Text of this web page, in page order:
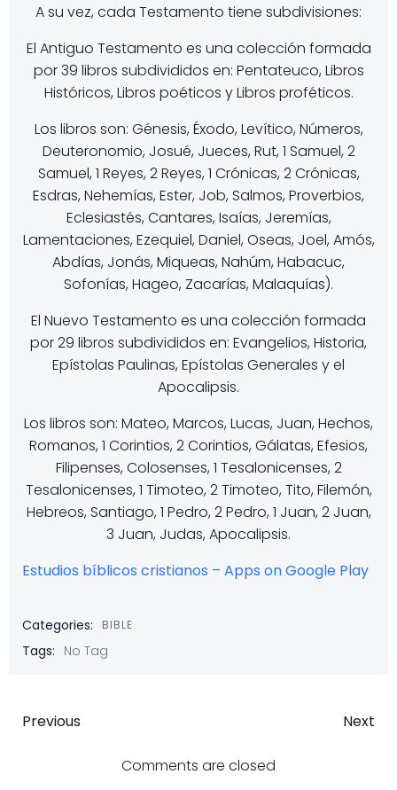
A su vez, cada Testamento tiene subdivisiones:
El Antiguo Testamento es una colección formada
por 39 libros subdivididos en: Pentateuco, Libros
Históricos, Libros poéticos y Libros proféticos.
Los libros son: Génesis, Éxodo, Levítico, Números,
Deuteronomio, Josué, Jueces, Rut, 1 Samuel, 2
Samuel, 1 Reyes, 2 Reyes, 1 Crónicas, 2 Crónicas,
Esdras, Nehemías, Ester, Job, Salmos, Proverbios,
Eclesiastés, Cantares, Isaías, Jeremías,
Lamentaciones, Ezequiel, Daniel, Oseas, Joel, Amós,
Abdías, Jonás, Miqueas, Nahúm, Habacuc,
Sofonías, Hageo, Zacarías, Malaquías).
El Nuevo Testamento es una colección formada
por 29 libros subdivididos en: Evangelios, Historia,
Epístolas Paulinas, Epístolas Generales y el
Apocalipsis.
Los libros son: Mateo, Marcos, Lucas, Juan, Hechos,
Romanos, 1 Corintios, 2 Corintios, Gálatas, Efesios,
Filipenses, Colosenses, 1 Tesalonicenses, 2
Tesalonicenses, 1 Timoteo, 2 Timoteo, Tito, Filemón,
Hebreos, Santiago, 1 Pedro, 2 Pedro, 1 Juan, 2 Juan,
3 Juan, Judas, Apocalipsis.
Estudios bíblicos cristianos – Apps on Google Play
Categories: BIBLE
Tags: No Tag
Post
navigation
Previous Next
Comments are closed